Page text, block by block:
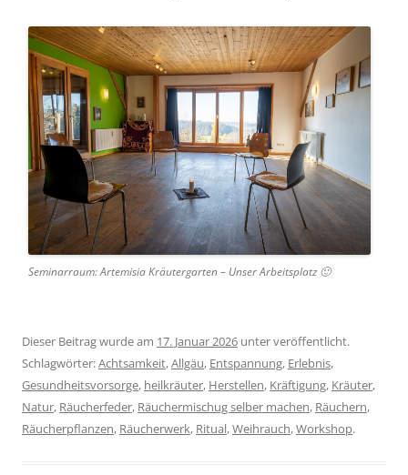
Seminarraum: Artemisia Kräutergarten – Unser Arbeitsplatz 🙂
Dieser Beitrag wurde am 17. Januar 2026 unter veröffentlicht.
Schlagwörter:Achtsamkeit,Allgäu, Entspannung, Erlebnis,
Gesundheitsvorsorge, heilkräuter, Herstellen, Kräftigung, Kräuter,
Natur, Räucherfeder, Räuchermischug selber machen, Räuchern,
Räucherpflanzen, Räucherwerk, Ritual,Weihrauch,Workshop.